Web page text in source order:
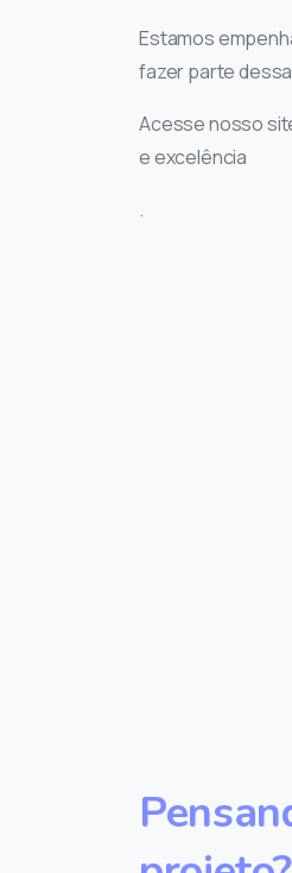
Estamos
fazer parte
Acesse nosso
e excelência
.